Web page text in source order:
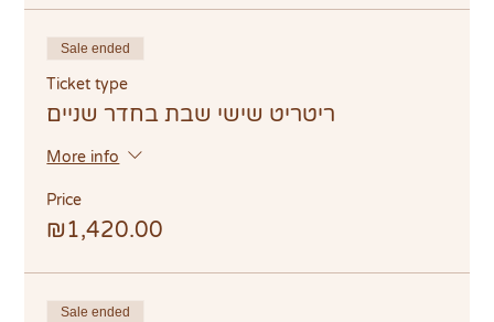
Sale ended
Ticket type
ריטריט שישי שבת בחדר שניים
More info
Price
₪1,420.00
Sale ended